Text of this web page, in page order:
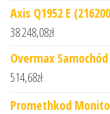
Axis Q1952 E
38 248,08zł
Overmax
514,68zł
Promethkod